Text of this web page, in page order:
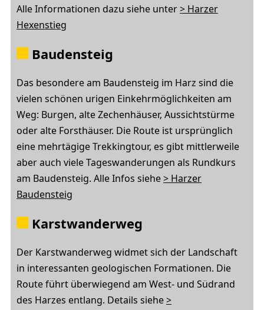
Alle Informationen dazu siehe unter> Harzer
Hexenstieg
Baudensteig
Das besondere am Baudensteig im Harz sind die
vielen schönen urigen Einkehrmöglichkeiten am
Weg: Burgen, alte Zechenhäuser, Aussichtstürme
oder alte Forsthäuser. Die Route ist ursprünglich
eine mehrtägige Trekkingtour, es gibt mittlerweile
aber auch viele Tageswanderungen als Rundkurs
am Baudensteig. Alle Infos siehe> Harzer
Baudensteig
Karstwanderweg
Der Karstwanderweg widmet sich der Landschaft
in interessanten geologischen Formationen. Die
Route führt überwiegend am West- und Südrand
des Harzes entlang. Details siehe>